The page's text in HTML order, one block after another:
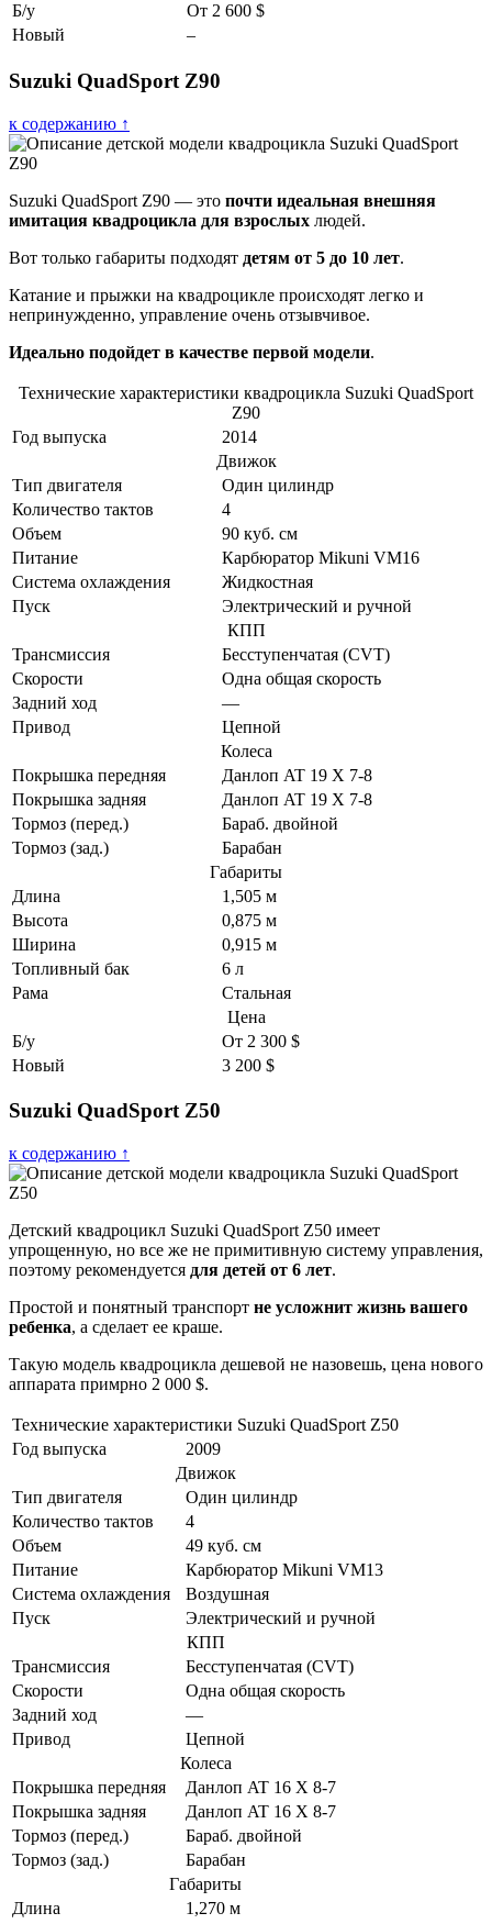
Б/у
От 2 600 $
Новый
–
Suzuki QuadSport Z90
к содержанию ↑
Suzuki QuadSport Z90 — это почти идеальная внешняя
имитация квадроцикла для взрослых людей.
Вот только габариты подходят детям от 5 до 10 лет.
Катание и прыжки на квадроцикле происходят легко и
непринужденно, управление очень отзывчивое.
Идеально подойдет в качестве первой модели.
Технические характеристики квадроцикла Suzuki QuadSport
Z90
Год выпуска
2014
Движок
Тип двигателя
Один цилиндр
Количество тактов
4
Объем
90 куб. см
Питание
Карбюратор Mikuni VM16
Система охлаждения
Жидкостная
Пуск
Электрический и ручной
КПП
Трансмиссия
Бесступенчатая (CVT)
Скорости
Одна общая скорость
Задний ход
—
Привод
Цепной
Колеса
Покрышка передняя
Данлоп AT 19 X 7-8
Покрышка задняя
Данлоп AT 19 X 7-8
Тормоз (перед.)
Бараб. двойной
Тормоз (зад.)
Барабан
Габариты
Длина
1,505 м
Высота
0,875 м
Ширина
0,915 м
Топливный бак
6 л
Рама
Стальная
Цена
Б/у
От 2 300 $
Новый
3 200 $
Suzuki QuadSport Z50
к содержанию ↑
Детский квадроцикл Suzuki QuadSport Z50 имеет
упрощенную, но все же не примитивную систему управления,
поэтому рекомендуется для детей от 6 лет.
Простой и понятный транспорт не усложнит жизнь вашего
ребенка, а сделает ее краше.
Такую модель квадроцикла дешевой не назовешь, цена нового
аппарата примрно 2 000 $.
Технические характеристики Suzuki QuadSport Z50
Год выпуска
2009
Движок
Тип двигателя
Один цилиндр
Количество тактов
4
Объем
49 куб. см
Питание
Карбюратор Mikuni VM13
Система охлаждения
Воздушная
Пуск
Электрический и ручной
КПП
Трансмиссия
Бесступенчатая (CVT)
Скорости
Одна общая скорость
Задний ход
—
Привод
Цепной
Колеса
Покрышка передняя
Данлоп AT 16 X 8-7
Покрышка задняя
Данлоп AT 16 X 8-7
Тормоз (перед.)
Бараб. двойной
Тормоз (зад.)
Барабан
Габариты
Длина
1,270 м